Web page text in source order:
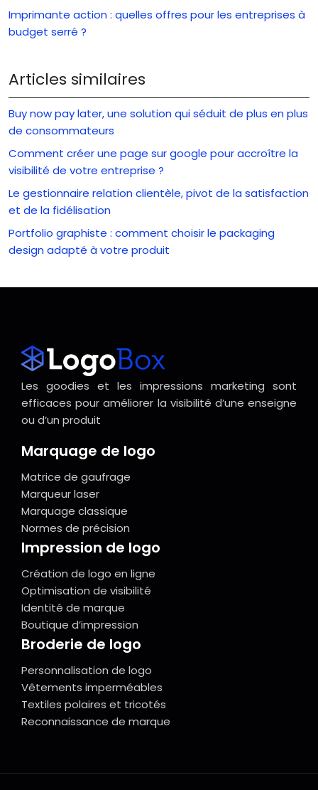
Imprimante action : quelles offres pour les entreprises à
budget serré ?
Articles similaires
Buy now pay later, une solution qui séduit de plus en plus
de consommateurs
Comment créer une page sur google pour accroître la
visibilité de votre entreprise ?
Le gestionnaire relation clientèle, pivot de la satisfaction
et de la fidélisation
Portfolio graphiste : comment choisir le packaging
design adapté à votre produit
Les goodies et les impressions marketing sont
efficaces pour améliorer la visibilité d’une enseigne
ou d’un produit
Marquage de logo
Matrice de gaufrage
Marqueur laser
Marquage classique
Normes de précision
Impression de logo
Création de logo en ligne
Optimisation de visibilité
Identité de marque
Boutique d’impression
Broderie de logo
Personnalisation de logo
Vêtements imperméables
Textiles polaires et tricotés
Reconnaissance de marque